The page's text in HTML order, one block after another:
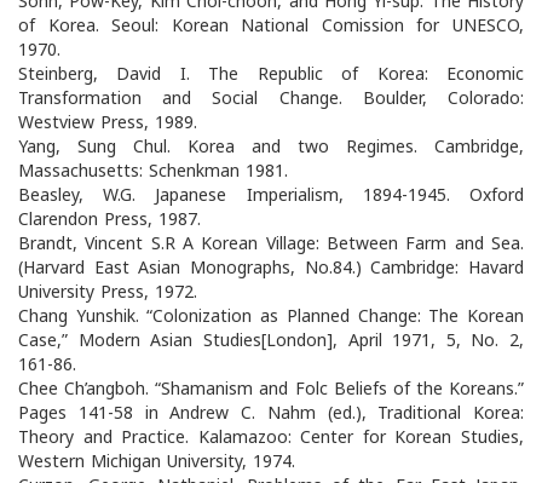
of Korea. Seoul: Korean National Comission for UNESCO,
1970.
Steinberg, David I. The Republic of Korea: Economic
Transformation and Social Change. Boulder, Colorado:
Westview Press, 1989.
Yang, Sung Chul. Korea and two Regimes. Cambridge,
Massachusetts: Schenkman 1981.
Beasley, W.G. Japanese Imperialism, 1894-1945. Oxford
Clarendon Press, 1987.
Brandt, Vincent S.R A Korean Village: Between Farm and Sea.
(Harvard East Asian Monographs, No.84.) Cambridge: Havard
University Press, 1972.
Chang Yunshik. “Colonization as Planned Change: The Korean
Case,” Modern Asian Studies[London], April 1971, 5, No. 2,
161-86.
Chee Ch’angboh. “Shamanism and Folc Beliefs of the Koreans.”
Pages 141-58 in Andrew C. Nahm (ed.), Traditional Korea:
Theory and Practice. Kalamazoo: Center for Korean Studies,
Western Michigan University, 1974.